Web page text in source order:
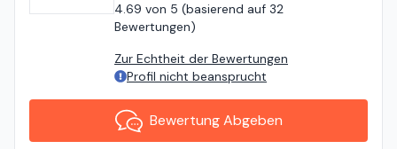
4.69 von 5 (basierend auf 32
Bewertungen)
Zur Echtheit der Bewertungen
Profil nicht beansprucht
Bewertung Abgeben